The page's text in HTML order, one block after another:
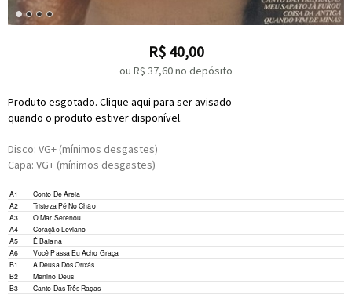
R$ 40,00
ou R$ 37,60no depósito
Produto esgotado. Clique aqui para ser avisado
quando o produto estiver disponível.
Disco: VG+ (mínimos desgastes)
Capa: VG+ (mínimos desgastes)
A1
Conto De Areia
A2
Tristeza Pé No Chão
A3
O Mar Serenou
A4
Coração Leviano
A5
Ê Baiana
A6
Você Passa Eu Acho Graça
B1
A Deusa Dos Orixás
B2
Menino Deus
B3
Canto Das Três Raças